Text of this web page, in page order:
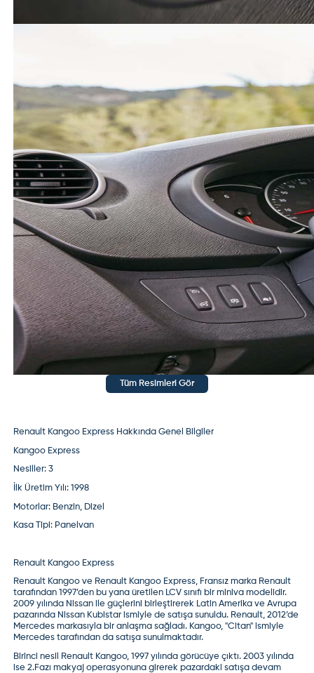
Tüm Resimleri Gör
Renault Kangoo Express Hakkında Genel Bilgiler
Kangoo Express
Nesiller:3
İlk Üretim Yılı: 1998
Motorlar: Benzin, Dizel
Kasa Tipi: Panelvan
Renault Kangoo Express
Renault Kangoo ve Renault Kangoo Express, Fransız marka Renault
tarafından 1997’den bu yana üretilen LCV sınıfı bir miniva modelidir.
2009 yılında Nissan ile güçlerini birleştirerek Latin Amerika ve Avrupa
pazarında Nissan Kubistar ismiyle de satışa sunuldu. Renault, 2012’de
Mercedes markasıyla bir anlaşma sağladı. Kangoo, "Citan" ismiyle
Mercedes tarafından da satışa sunulmaktadır.
Birinci nesil Renault Kangoo, 1997 yılında görücüye çıktı. 2003 yılında
ise 2.Fazı makyaj operasyonuna girerek pazardaki satışa devam